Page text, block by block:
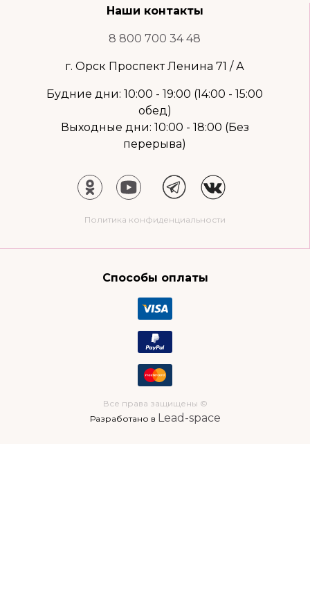
Наши контакты
8 800 700 34 48
г. Орск Проспект Ленина 71 / А
Будние дни: 10:00 - 19:00 (14:00 - 15:00
обед)
Выходные дни: 10:00 - 18:00 (Без
перерыва)
Политика конфиденциальности
Способы оплаты
Все права защищены ©
Разработано в Lead-space